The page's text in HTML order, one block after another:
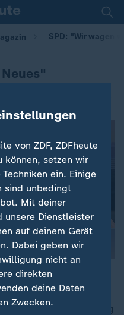
SPD: "Wir wagen
bekannt -
Dafür seien
Personalentscheidung
von ZDF, ZDFheute
können, setzen wir
ein. Einige
sind unbedingt
Mit deiner
unsere Dienstleister
auf deinem Gerät
Dabei geben wir
nicht an
direkten
deine Daten
Zwecken.